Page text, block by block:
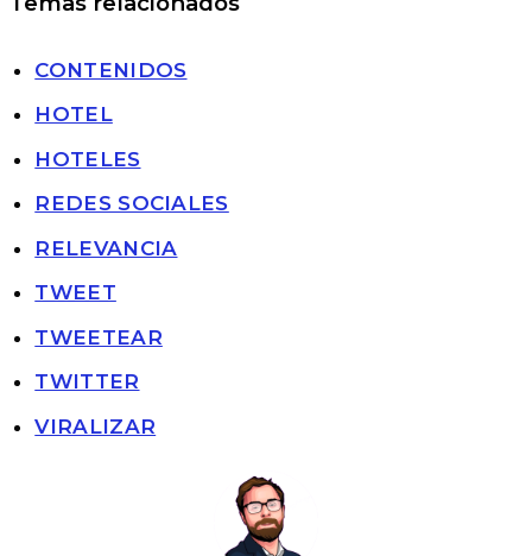
CONTENIDOS
HOTEL
HOTELES
REDES SOCIALES
RELEVANCIA
TWEET
TWEETEAR
TWITTER
VIRALIZAR